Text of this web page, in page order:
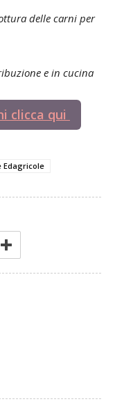
delle carni per
e in cucina
clicca qui
Edagricole